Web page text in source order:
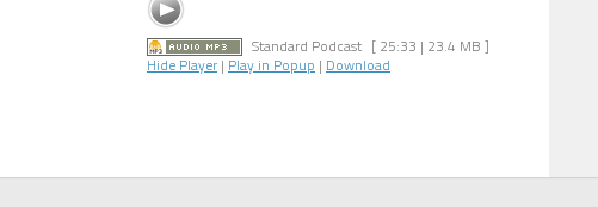
Standard Podcast [ 25:33 | 23.4 MB ]
Hide Player | Play in Popup | Download